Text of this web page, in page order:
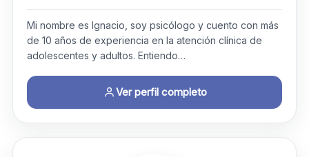
Mi nombre es Ignacio, soy psicólogo y cuento con más
de 10 años de experiencia en la atención clínica de
adolescentes y adultos. Entiendo…
Ver perfil completo